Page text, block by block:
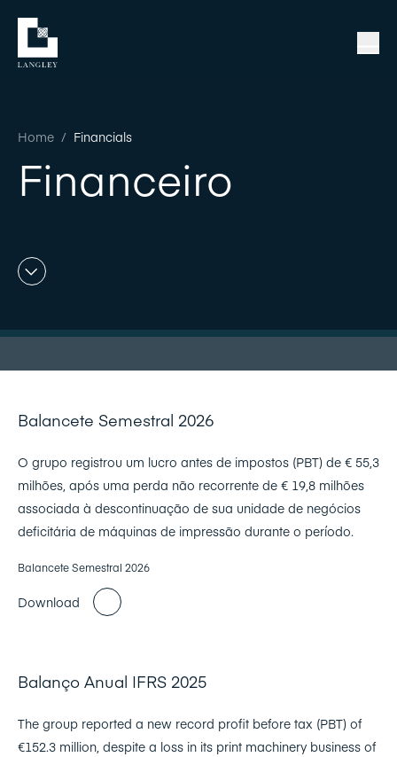
Home / Financials
Financeiro
Balancete Semestral 2026
O grupo registrou um lucro antes de impostos (PBT) de € 55,3
milhões, após uma perda não recorrente de € 19,8 milhões
associada à descontinuação de sua unidade de negócios
deficitária de máquinas de impressão durante o período.
Balancete Semestral 2026
Download
Balanço Anual IFRS 2025
The group reported a new record profit before tax (PBT) of
€152.3 million, despite a loss in its print machinery business of